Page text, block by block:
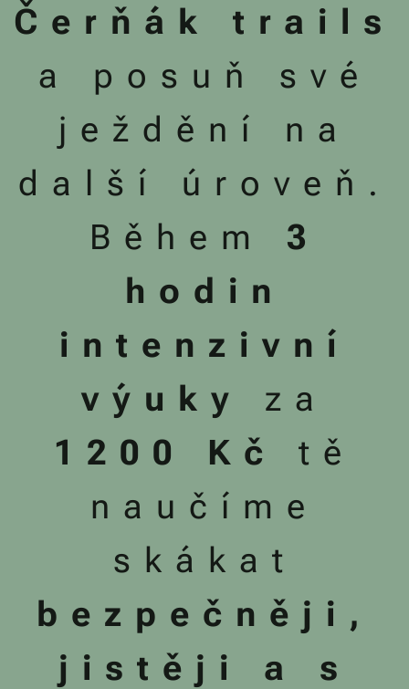
Čerňák trails
a posuň své
ježdění na
další úroveň.
Během 3
hodin
intenzivní
výuky
za
1200 Kč
tě
naučíme
skákat
bezpečněji,
jistěji a s